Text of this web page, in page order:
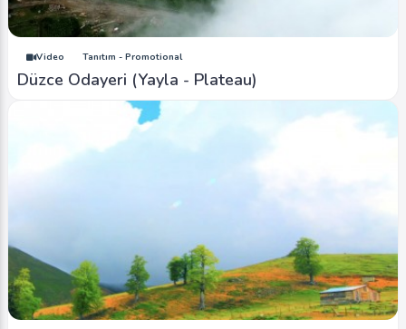
Video Tanıtım - Promotional
Düzce Odayeri (Yayla - Plateau)